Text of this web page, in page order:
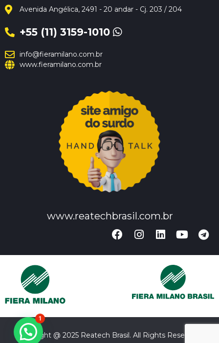
Avenida Angélica, 2491 - 20 andar - Cj. 203 / 204
+55 (11) 3159-1010
info@fieramilano.com.br
www.fieramilano.com.br
www.reatechbrasil.com.br
Copyright @ 2025 Reatech Brasil. All Rights Reserved.
1